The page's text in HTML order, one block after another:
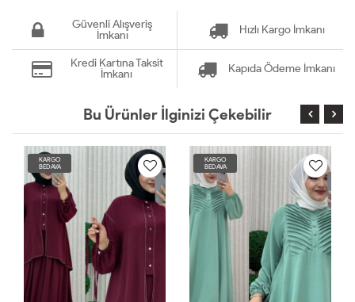
Güvenli Alışveriş
İmkanı
Hızlı Kargo İmkanı
Kredi Kartına Taksit
İmkanı
Kapıda Ödeme İmkanı
Bu Ürünler İlginizi Çekebilir
KARGO
BEDAVA
KARGO
BEDAVA